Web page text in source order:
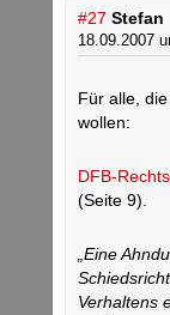
#27 Stefan
18.09.2007
Für alle,
wollen:
DFB-
(Seite 9).
„Eine
Verhaltens